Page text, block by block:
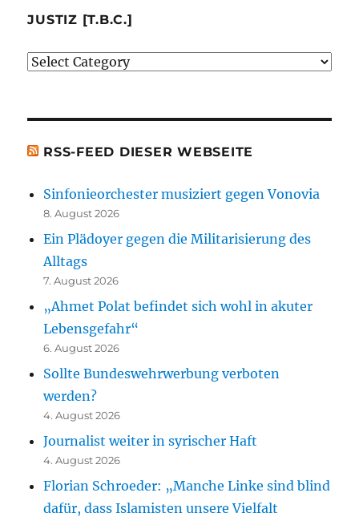
besprochenen
erwähnten
JUSTIZ [T.B.C.]
Justiz
RSS-FEED DIESER WEBSEITE
Sinfonieorchester musiziert gegen Vonovia
8. August 2026
Ein Plädoyer gegen die Militarisierung des
Alltags
7. August 2026
„Ahmet Polat befindet sich wohl in akuter
Lebensgefahr“
6. August 2026
Sollte Bundeswehrwerbung verboten
werden?
4. August 2026
Journalist weiter in syrischer Haft
4. August 2026
Florian Schroeder: „Manche Linke sind blind
dafür, dass Islamisten unsere Vielfalt